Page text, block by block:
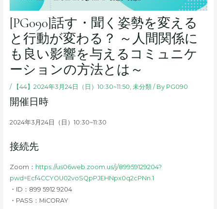
[PG090]話す・聞く姿勢を変える
と行動が変わる？ ～人間関係に
も良い影響を与えるコミュニケ
ーションの方法とは～
/ 【44】2024年3月24日（日）10:30~11:50 未分類/ By PG090
開催日時
2024年3月24日（日）10:30~11:30
接続先
Zoom： https://us06web.zoom.us/j/89959129204?
pwd=Ecf4CCYOU02voSQpPJEHNpx0q2cPNn.1
・ID：899 5912 9204
・PASS：MiCORAY